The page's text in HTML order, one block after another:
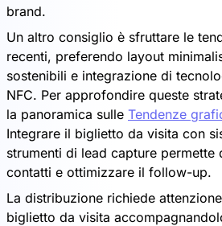
brand.
Un altro consiglio è sfruttare le
recenti, preferendo layout
sostenibili e integrazione di
NFC. Per approfondire queste
la panoramica sulle Tendenze
Integrare il biglietto da visita con
strumenti di lead capture permette
contatti e ottimizzare il follow-up.
La distribuzione richiede
biglietto da visita